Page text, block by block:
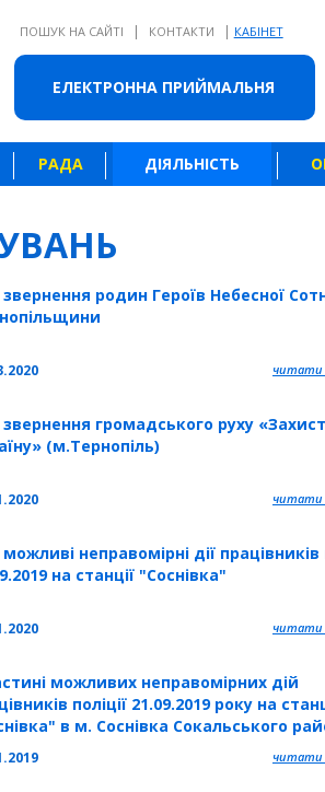
ЕЛЕКТРОННА ПРИЙМАЛЬНЯ
Звичайна версія сайту
ПОШУК НА САЙТІ | КОНТАКТИ | КАБІНЕТ
РАДА ДІЯЛЬНІСТЬ
родин Героїв Небесної
читати
громадського руху
(м.Тернопіль)
читати
неправомірні дії працівників
на станції "Соснівка"
читати
можливих неправомірних дій
поліції 21.09.2019 року на
в м. Соснівка Сокальського
області
читати